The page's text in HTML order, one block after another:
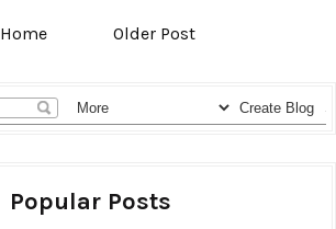
Home Older Post
Popular Posts